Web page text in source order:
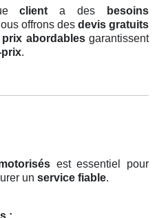
client a des
besoins
offrons des devis gratuits
prix abordablesgarantissent
prix.
est essentiel pour
un service fiable.
: